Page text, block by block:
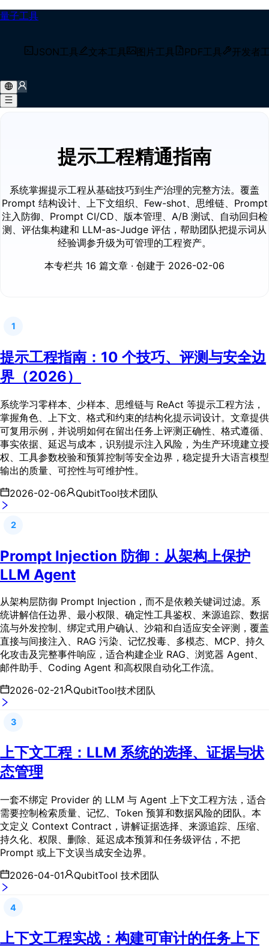
量子工具
JSON工具 文本工具 图片工具 PDF工具 开发者
/
/
提示工程精通指南
提示工程精通指南
系统掌握提示工程从基础技巧到生产治理的完整方法。覆盖
Prompt 结构设计、上下文组织、Few-shot、思维链、Prompt
注入防御、Prompt CI/CD、版本管理、A/B 测试、自动回归检
测、评估集构建和 LLM-as-Judge 评估，帮助团队把提示词从
经验调参升级为可管理的工程资产。
本专栏共 16 篇文章 · 创建于 2026-02-06
1
提示工程指南：10 个技巧、评测与安全边
界（2026）
系统学习零样本、少样本、思维链与 ReAct 等提示工程方法，
掌握角色、上下文、格式和约束的结构化提示词设计。文章提供
可复用示例，并说明如何在留出任务上评测正确性、格式遵循、
事实依据、延迟与成本，识别提示注入风险，为生产环境建立授
权、工具参数校验和预算控制等安全边界，稳定提升大语言模型
输出的质量、可控性与可维护性。
2026-02-06
QubitTool技术团队
2
Prompt Injection 防御：从架构上保护
LLM Agent
从架构层防御 Prompt Injection，而不是依赖关键词过滤。系
统讲解信任边界、最小权限、确定性工具鉴权、来源追踪、数据
流与外发控制、绑定式用户确认、沙箱和自适应安全评测，覆盖
直接与间接注入、RAG 污染、记忆投毒、多模态、MCP、持久
化攻击及完整事件响应，适合构建企业 RAG、浏览器 Agent、
邮件助手、Coding Agent 和高权限自动化工作流。
2026-02-21
QubitTool技术团队
3
上下文工程：LLM 系统的选择、证据与状
态管理
一套不绑定 Provider 的 LLM 与 Agent 上下文工程方法，适合
需要控制检索质量、记忆、Token 预算和数据风险的团队。本
文定义 Context Contract，讲解证据选择、来源追踪、压缩、
持久化、权限、删除、延迟成本预算和任务级评估，不把
Prompt 或上下文误当成安全边界。
2026-04-01
QubitTool 技术团队
4
上下文工程实战：构建可审计的任务上下